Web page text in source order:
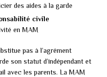
des aides à la garde
civile
en MAM
pas à l’agrément
son statut d’indépendant et
avec les parents. La MAM